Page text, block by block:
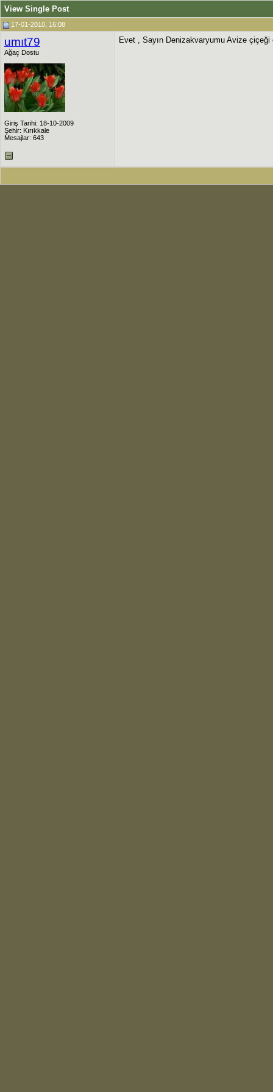
View Single Post
17-01-2010, 16:08
umıt79
Ağaç Dostu
Giriş Tarihi: 18-10-2009
Şehir: Kırıkkale
Mesajlar: 643
Evet , Sayın Denizakvaryumu Avize çiçeği